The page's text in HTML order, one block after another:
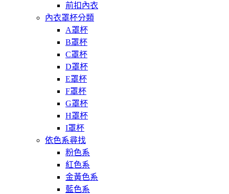
前扣內衣
內衣罩杯分類
A罩杯
B罩杯
C罩杯
D罩杯
E罩杯
F罩杯
G罩杯
H罩杯
I罩杯
依色系尋找
粉色系
紅色系
金黃色系
藍色系